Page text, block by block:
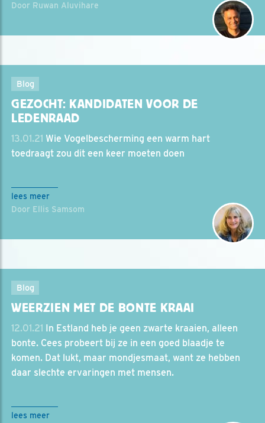
Door Ruwan Aluvihare
Blog
GEZOCHT: KANDIDATEN VOOR DE
LEDENRAAD
13.01.21 Wie Vogelbescherming een warm hart
toedraagt zou dit een keer moeten doen
lees meer
Door Ellis Samsom
Blog
WEERZIEN MET DE BONTE KRAAI
12.01.21 In Estland heb je geen zwarte kraaien, alleen
bonte. Cees probeert bij ze in een goed blaadje te
komen. Dat lukt, maar mondjesmaat, want ze hebben
daar slechte ervaringen met mensen.
lees meer